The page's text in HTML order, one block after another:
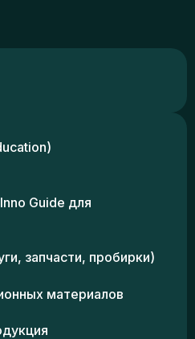
Guide для
запчасти, пробирки)
материалов